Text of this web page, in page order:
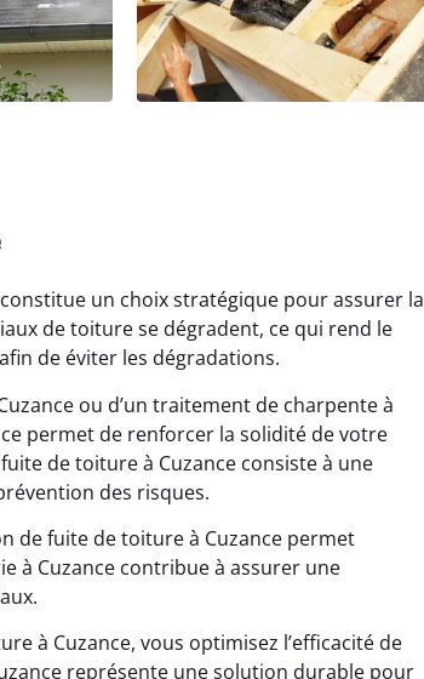
un choix stratégique pour assurer la
de toiture se dégradent, ce qui rend le
de éviter les dégradations.
ou d’un traitement de charpente à
permet de renforcer la solidité de votre
de toiture à Cuzance consiste à une
des risques.
de fuite de toiture à Cuzance permet
à Cuzance contribue à assurer une
à Cuzance, vous optimisez l’efficacité de
représente une solution durable pour